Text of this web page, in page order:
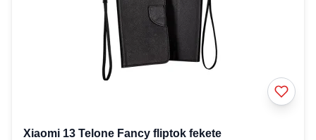
Xiaomi 13 Telone Fancy fliptok fekete